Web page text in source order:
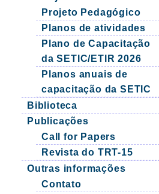
Projeto Pedagógico
Planos de atividades
Plano de Capacitação
da SETIC/ETIR 2026
Planos anuais de
capacitação da SETIC
Biblioteca
Publicações
Call for Papers
Revista do TRT-15
Outras informações
Contato